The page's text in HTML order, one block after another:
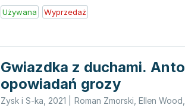
Używana Wyprzedaż
Gwiazdka z duchami.
opowiadań grozy
Zysk i S-ka 2021 Roman Zmorski Ellen Wood